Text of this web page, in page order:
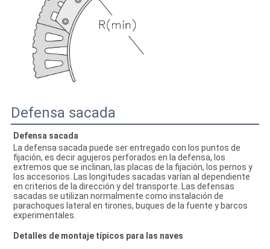
Defensa sacada
Defensa sacada
La defensa sacada puede ser entregado con los puntos de
fijación, es decir agujeros perforados en la defensa, los
extremos que se inclinan, las placas de la fijación, los pernos y
los accesorios. Las longitudes sacadas varían al dependiente
en criterios de la dirección y del transporte. Las defensas
sacadas se utilizan normalmente como instalación de
parachoques lateral en tirones, buques de la fuente y barcos
experimentales.
Detalles de montaje típicos para las naves